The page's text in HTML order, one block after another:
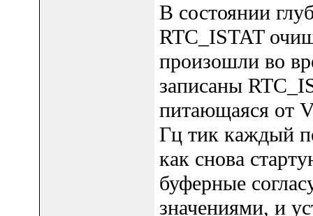
В состоянии
RTC_ISTAT
произошли во
записаны
питающаяся от
Гц тик каждый
как снова
буферные
значениями, и